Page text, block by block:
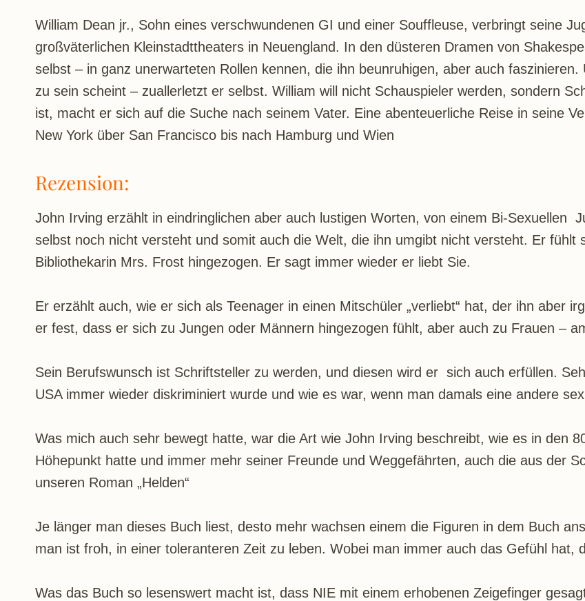
William Dean jr., Sohn eines verschwundenen GI und einer Souffleuse, verbringt seine
großväterlichen Kleinstadttheaters in Neuengland. In den düsteren Dramen von
selbst – in ganz unerwarteten Rollen kennen, die ihn beunruhigen, aber auch
zu sein scheint – zuallerletzt er selbst. William will nicht Schauspieler werden, sondern
ist, macht er sich auf die Suche nach seinem Vater. Eine abenteuerliche Reise in seine
New York über San Francisco bis nach Hamburg und Wien
Rezension:
John Irving erzählt in eindringlichen aber auch lustigen Worten, von einem Bi-Sexuellen
selbst noch nicht versteht und somit auch die Welt, die ihn umgibt nicht versteht. Er fühlt
Bibliothekarin Mrs. Frost hingezogen. Er sagt immer wieder er liebt Sie.
Er erzählt auch, wie er sich als Teenager in einen Mitschüler „verliebt“ hat, der ihn aber
er fest, dass er sich zu Jungen oder Männern hingezogen fühlt, aber auch zu Frauen –
Sein Berufswunsch ist Schriftsteller zu werden, und diesen wird er sich auch erfüllen.
USA immer wieder diskriminiert wurde und wie es war, wenn man damals eine andere
Was mich auch sehr bewegt hatte, war die Art wie John Irving beschreibt, wie es in den
Höhepunkt hatte und immer mehr seiner Freunde und Weggefährten, auch die aus der
unseren Roman „Helden“
Je länger man dieses Buch liest, desto mehr wachsen einem die Figuren in dem Buch
man ist froh, in einer toleranteren Zeit zu leben. Wobei man immer auch das Gefühl hat,
Was das Buch so lesenswert macht ist, dass NIE mit einem erhobenen Zeigefinger